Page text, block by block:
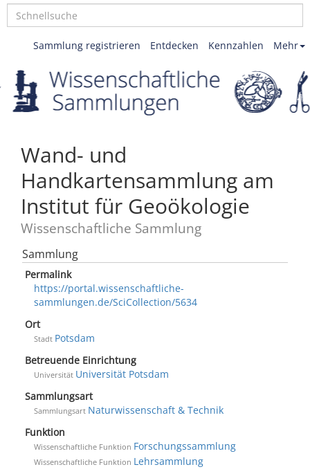
Mehr
Kennzahlen
Entdecken
Sammlung registrieren
Wand- und
Handkartensammlung am
Institut für Geoökologie
Wissenschaftliche Sammlung
Sammlung
Permalink
https://portal.wissenschaftliche-
sammlungen.de/SciCollection/5634
Ort
Stadt Potsdam
Betreuende Einrichtung
Universität Universität Potsdam
Sammlungsart
Sammlungsart Naturwissenschaft & Technik
Funktion
Wissenschaftliche Funktion Forschungssammlung
Wissenschaftliche Funktion Lehrsammlung